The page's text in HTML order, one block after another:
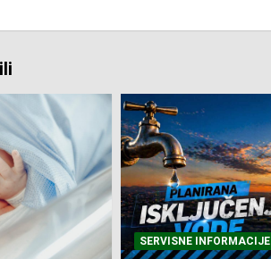
SERVISNE INFORMACIJE